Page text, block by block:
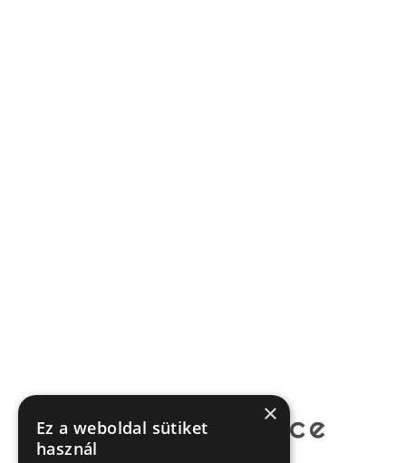
×
Ez a weboldal sütiket
használ